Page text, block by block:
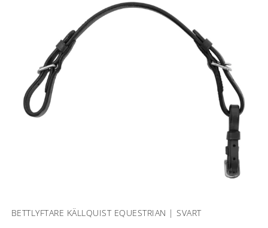
BETTLYFTARE KÄLLQUIST EQUESTRIAN | SVART